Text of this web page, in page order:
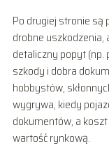
Po drugiej stronie są
drobne uszkodzenia,
detaliczny popyt (np.
szkody i dobra
hobbystów,
wygrywa, kiedy
dokumentów, a
wartość rynkową.